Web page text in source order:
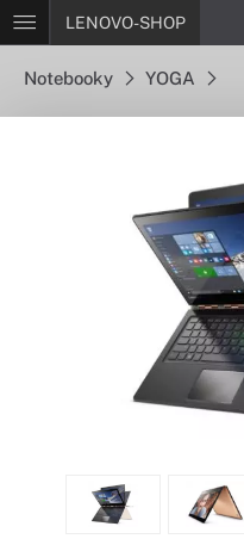
LENOVO-SHOP
Notebooky YOGA